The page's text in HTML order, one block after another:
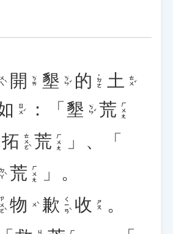
ㄨㄟˋ 開 ㄎㄞ 墾 ㄎㄣˇ 的 ˙ㄉㄜ 土 ㄊㄨˇ
ㄖㄨˊ ：「 墾 ㄎㄣˇ 荒 ㄏㄨㄤ
拓 ㄊㄨㄛˋ 荒 ㄏㄨㄤ
」、「
ㄉㄚˋ 荒 ㄏㄨㄤ
」。
ㄗㄨㄛˋ 物 ㄨˋ 歉 ㄑㄧㄢˋ 收 ㄕㄡ
。